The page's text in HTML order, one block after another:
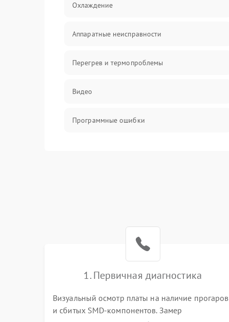
Охлаждение
Аппаратные неисправности
Перегрев и термопроблемы
Видео
Программные ошибки
Электронные компоненты
Интерфейсы
1. Первичная диагностика
Визуальный осмотр платы на наличие прогаров
и сбитых SMD-компонентов. Замер